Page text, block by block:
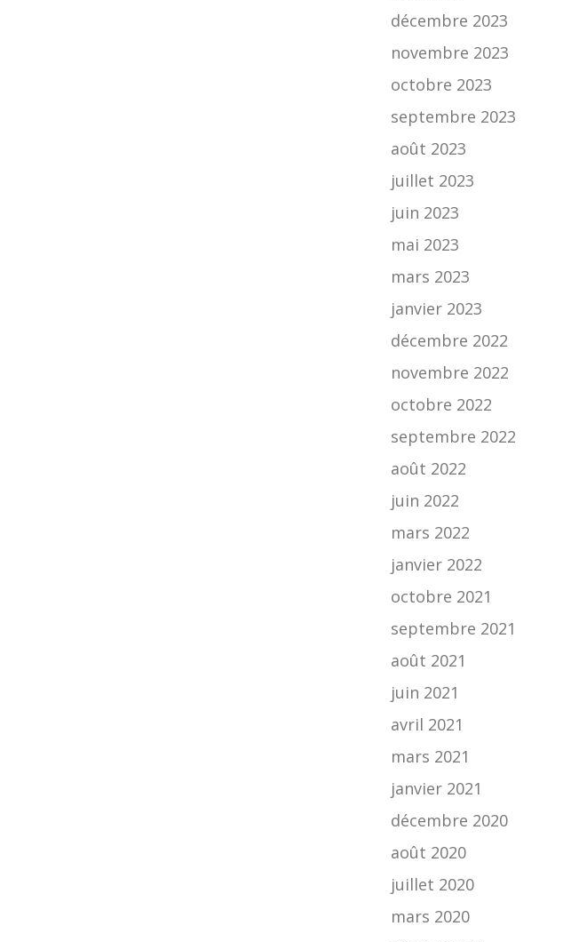
décembre 2023
novembre 2023
octobre 2023
septembre 2023
août 2023
juillet 2023
juin 2023
mai 2023
mars 2023
janvier 2023
décembre 2022
novembre 2022
octobre 2022
septembre 2022
août 2022
juin 2022
mars 2022
janvier 2022
octobre 2021
septembre 2021
août 2021
juin 2021
avril 2021
mars 2021
janvier 2021
décembre 2020
août 2020
juillet 2020
mars 2020